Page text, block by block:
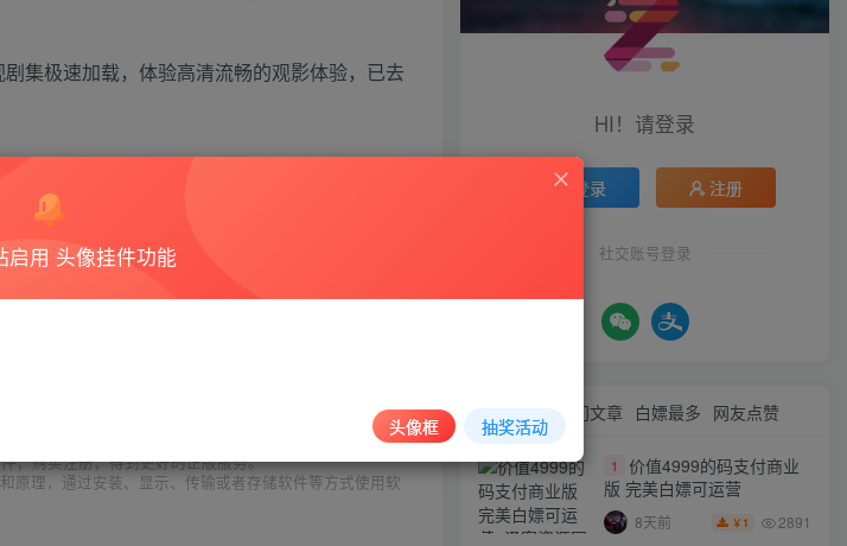
集极速加载，体验高清流畅的观影体验，已去
看.
请用户自负。本站信息来自网络，版权争议与本站无关。
，购买注册，得到更好的正版服务。
原理，通过安装、显示、传输或者存储软件等方式使用软
HI！请登录
登录 注册
社交账号登录
热门文章 白嫖最多 网友点赞
1
价值4999的码支付商业
版 完美白嫖可运营
8天前 ￥ 1 2891
启用 头像挂件功能
头像框 抽奖活动